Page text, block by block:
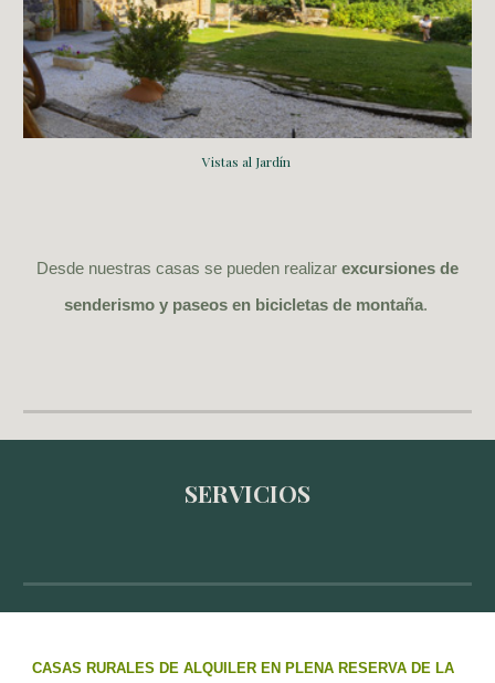
Vistas al Jardín
Desde nuestras casas se pueden realizar excursiones de
senderismo y paseos en bicicletas de montaña.
SERVICIOS
CASAS RURALES DE ALQUILER EN PLENA RESERVA DE LA